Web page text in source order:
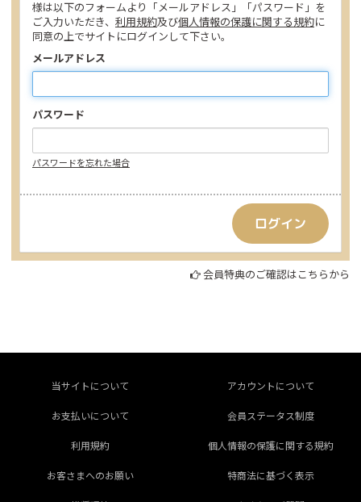
様は以下のフォームより「メールアドレス」「パスワード」を
ご入力いただき、 利用規約及び個人情報の保護に関する規約に
同意の上でサイトにログインして下さい。
メールアドレス
パスワード
パスワードを忘れた場合
会員特典のご確認はこちらから
当サイトについて アカウントについて
お支払いについて 会員ステータス制度
利用規約 個人情報の保護に関する規約
お客さまへのお願い 特商法に基づく表示